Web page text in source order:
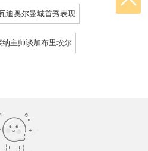
迪奥尔曼城首秀表现
纳主帅谈加布里埃尔